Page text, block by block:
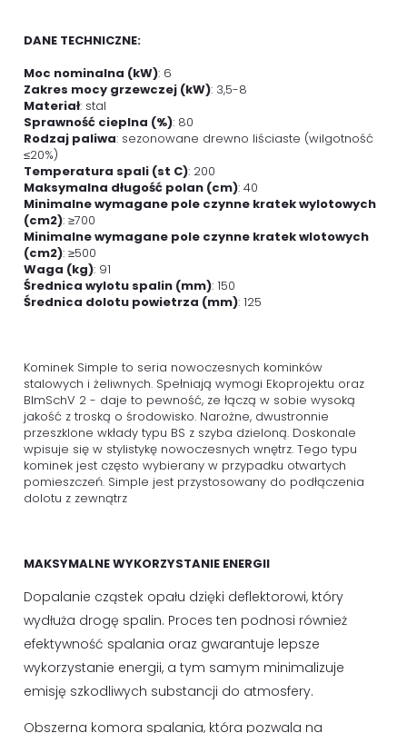
DANE TECHNICZNE:
Moc nominalna (kW): 6
Zakres mocy grzewczej (kW): 3,5-8
Materiał: stal
Sprawność cieplna (%): 80
Rodzaj paliwa: sezonowane drewno liściaste (wilgotność
≤20%)
Temperatura spali (st C): 200
Maksymalna długość polan (cm): 40
Minimalne wymagane pole czynne kratek wylotowych
(cm2): ≥700
Minimalne wymagane pole czynne kratek wlotowych
(cm2): ≥500
Waga (kg): 91
Średnica wylotu spalin (mm): 150
Średnica dolotu powietrza (mm): 125
Kominek Simple to seria nowoczesnych kominków
stalowych i żeliwnych. Spełniają wymogi Ekoprojektu oraz
BImSchV 2 - daje to pewność, ze łączą w sobie wysoką
jakość z troską o środowisko. Narożne, dwustronnie
przeszklone wkłady typu BS z szyba dzieloną. Doskonale
wpisuje się w stylistykę nowoczesnych wnętrz. Tego typu
kominek jest często wybierany w przypadku otwartych
pomieszczeń. Simple jest przystosowany do podłączenia
dolotu z zewnątrz
MAKSYMALNE WYKORZYSTANIE ENERGII
Dopalanie cząstek opału dzięki deflektorowi, który
wydłuża drogę spalin. Proces ten podnosi również
efektywność spalania oraz gwarantuje lepsze
wykorzystanie energii, a tym samym minimalizuje
emisję szkodliwych substancji do atmosfery.
Obszerna komora spalania, która pozwala na